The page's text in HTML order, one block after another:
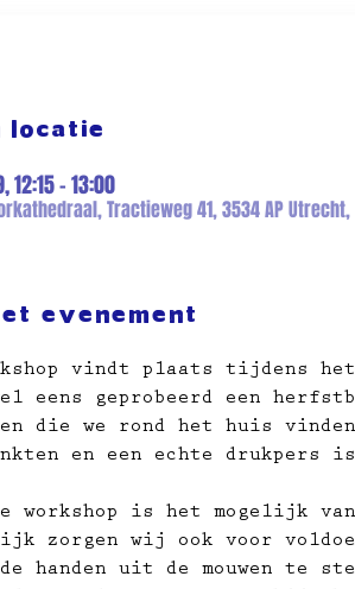
locatie
12:15 – 13:00
Tractieweg 41, 3534 AP
evenement
vindt plaats tijdens
eens geprobeerd een
die we rond het huis
en een echte drukpers
workshop is het mogelijk
zorgen wij ook voor
handen uit de mouwen te